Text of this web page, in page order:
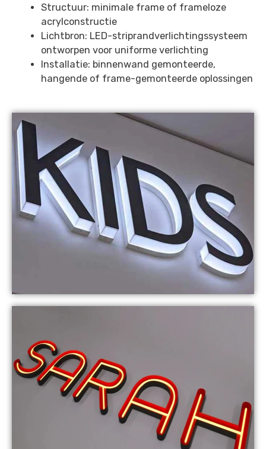
Structuur: minimale frame of frameloze
acrylconstructie
Lichtbron: LED-striprandverlichtingssysteem
ontworpen voor uniforme verlichting
Installatie: binnenwand gemonteerde,
hangende of frame-gemonteerde oplossingen